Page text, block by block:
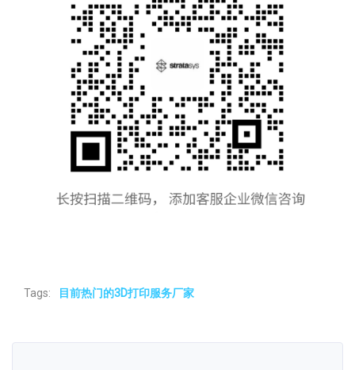
Tags: 目前热门的3D打印服务厂家